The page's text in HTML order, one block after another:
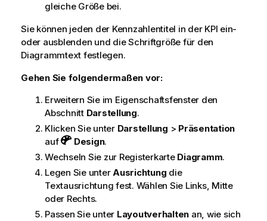
gleiche Größe bei.
Sie können jeden der Kennzahlentitel in der KPI ein-
oder ausblenden und die Schriftgröße für den
Diagrammtext festlegen.
Gehen Sie folgendermaßen vor:
Erweitern Sie im Eigenschaftsfenster den
Abschnitt Darstellung.
Klicken Sie unter Darstellung > Präsentation
auf
Design.
Wechseln Sie zur Registerkarte Diagramm.
Legen Sie unterAusrichtung die
Textausrichtung fest. Wählen Sie Links, Mitte
oder Rechts.
Passen Sie unter Layoutverhalten an, wie sich